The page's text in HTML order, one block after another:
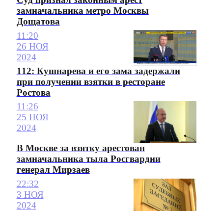
замначальника метро Москвы
Дощатова
11:20
26 НОЯ
2024
112: Кушнарева и его зама задержали
при получении взятки в ресторане
Ростова
11:26
25 НОЯ
2024
В Москве за взятку арестован
замначальника тыла Росгвардии
генерал Мирзаев
22:32
3 НОЯ
2024